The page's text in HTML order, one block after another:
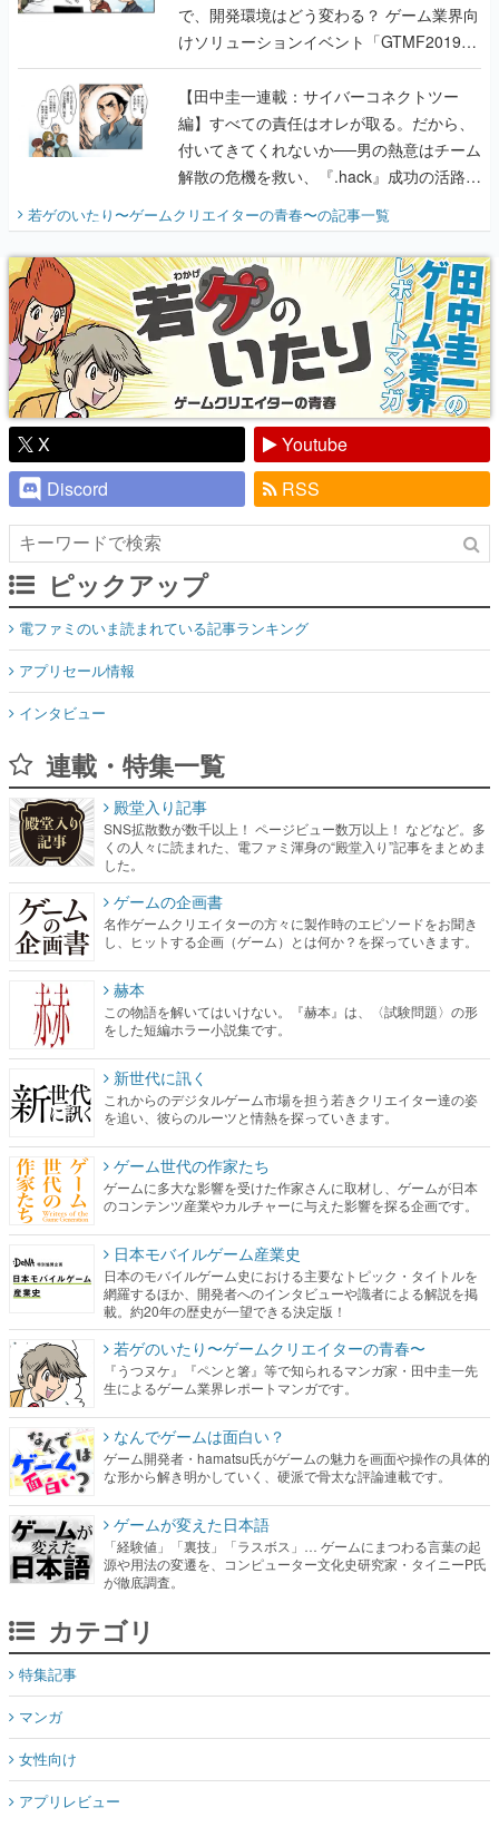
で、開発環境はどう変わる？ ゲーム業界向
けソリューションイベント「GTMF2019」
に行って、より理解を深めよう【PR】
【田中圭一連載：サイバーコネクトツー
編】すべての責任はオレが取る。だから、
付いてきてくれないか──男の熱意はチーム
解散の危機を救い、『.hack』成功の活路を
『少年ジャンプ』色だった【若ゲのいた
り】
若ゲのいたり〜ゲームクリエイターの青春〜の記事一覧
X
Youtube
Discord
RSS
ピックアップ
電ファミのいま読まれている記事ランキング
アプリセール情報
インタビュー
連載・特集一覧
殿堂入り記事
SNS拡散数が数千以上！ ページビュー数万以上！ などなど。多
くの人々に読まれた、電ファミ渾身の“殿堂入り”記事をまとめま
した。
ゲームの企画書
名作ゲームクリエイターの方々に製作時のエピソードをお聞き
し、ヒットする企画（ゲーム）とは何か？を探っていきます。
赫本
この物語を解いてはいけない。『赫本』は、〈試験問題〉の形
をした短編ホラー小説集です。
新世代に訊く
これからのデジタルゲーム市場を担う若きクリエイター達の姿
を追い、彼らのルーツと情熱を探っていきます。
ゲーム世代の作家たち
ゲームに多大な影響を受けた作家さんに取材し、ゲームが日本
のコンテンツ産業やカルチャーに与えた影響を探る企画です。
日本モバイルゲーム産業史
日本のモバイルゲーム史における主要なトピック・タイトルを
網羅するほか、開発者へのインタビューや識者による解説を掲
載。約20年の歴史が一望できる決定版！
若ゲのいたり〜ゲームクリエイターの青春〜
『うつヌケ』『ペンと箸』等で知られるマンガ家・田中圭一先
生によるゲーム業界レポートマンガです。
なんでゲームは面白い？
ゲーム開発者・hamatsu氏がゲームの魅力を画面や操作の具体的
な形から解き明かしていく、硬派で骨太な評論連載です。
ゲームが変えた日本語
「経験値」「裏技」「ラスボス」… ゲームにまつわる言葉の起
源や用法の変遷を、コンピューター文化史研究家・タイニーP氏
が徹底調査。
カテゴリ
特集記事
マンガ
女性向け
アプリレビュー